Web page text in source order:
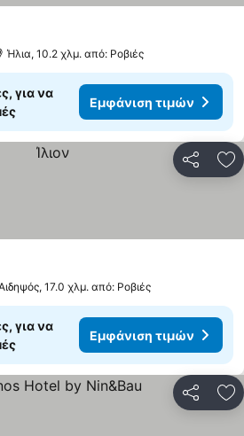
Ήλια, 10.2 χλμ. από: Ροβιές
για να
Εμφάνιση τιμών
17.0 χλμ. από: Ροβιές
για να
Εμφάνιση τιμών